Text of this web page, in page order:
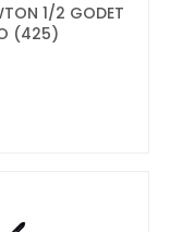
1/2 GODET
(425)